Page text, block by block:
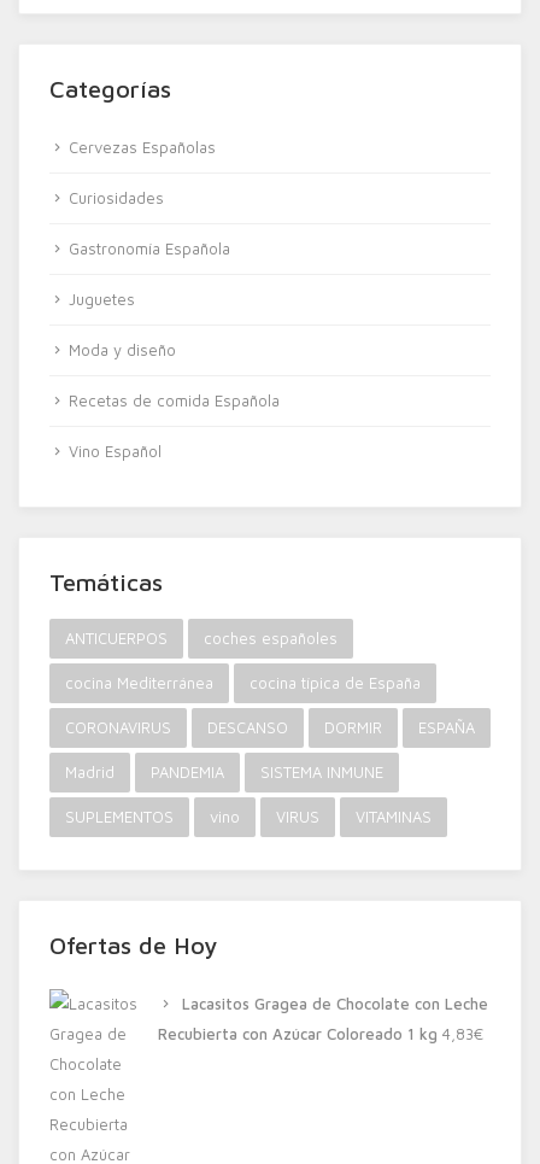
Categorías
Cervezas Españolas
Curiosidades
Gastronomía Española
Juguetes
Moda y diseño
Recetas de comida Española
Vino Español
Temáticas
ANTICUERPOS coches españoles
cocina Mediterránea cocina típica de España
CORONAVIRUS DESCANSO DORMIR ESPAÑA
Madrid PANDEMIA SISTEMA INMUNE
SUPLEMENTOS vino VIRUS VITAMINAS
Ofertas de Hoy
Lacasitos Gragea de Chocolate con Leche
Recubierta con Azúcar Coloreado 1 kg 4,83€